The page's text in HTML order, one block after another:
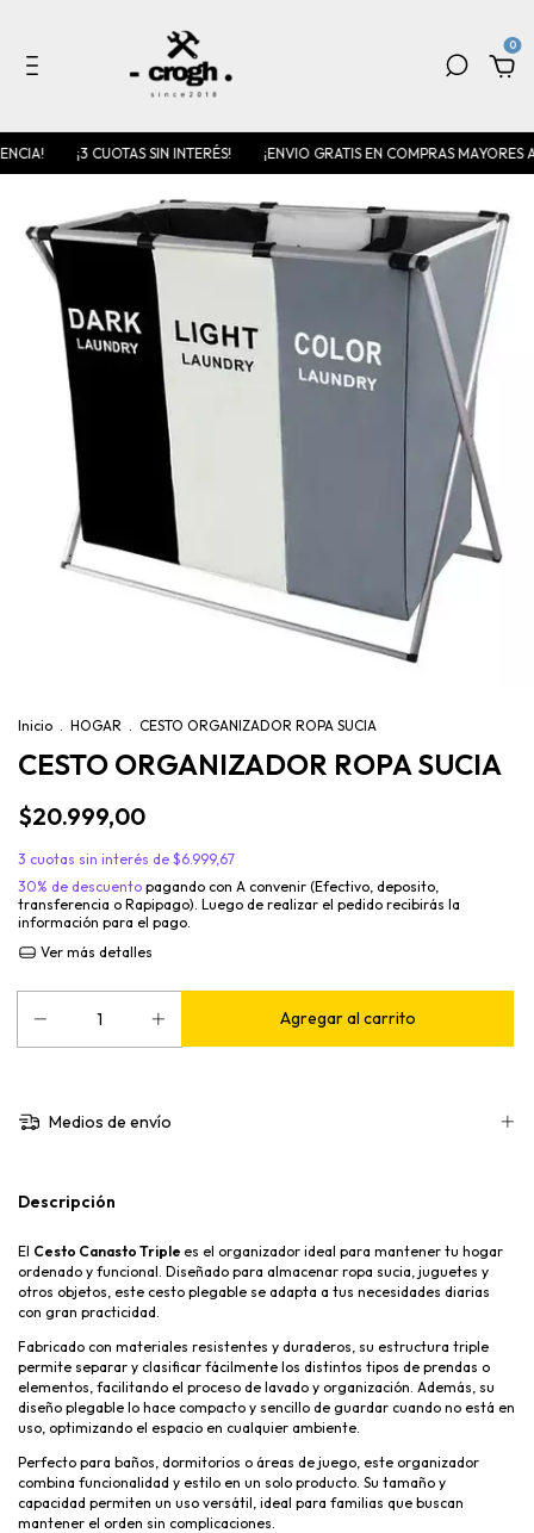
0
¡3 CUOTAS SIN INTERÉS! ¡ENVIO GRATIS EN COMPRAS MAYORES A
Inicio HOGAR CESTO ORGANIZADOR ROPA SUCIA
CESTO ORGANIZADOR ROPA SUCIA
$20.999,00
3 cuotas sin interés de $6.999,67
30% de descuento pagando con A convenir (Efectivo, deposito,
transferencia o Rapipago). Luego de realizar el pedido recibirás la
información para el pago.
Ver más detalles
Medios de envío
Descripción
El Cesto Canasto Triple es el organizador ideal para mantener tu hogar
ordenado y funcional. Diseñado para almacenar ropa sucia, juguetes y
otros objetos, este cesto plegable se adapta a tus necesidades diarias
con gran practicidad.
Fabricado con materiales resistentes y duraderos, su estructura triple
permite separar y clasificar fácilmente los distintos tipos de prendas o
elementos, facilitando el proceso de lavado y organización. Además, su
diseño plegable lo hace compacto y sencillo de guardar cuando no está en
uso, optimizando el espacio en cualquier ambiente.
Perfecto para baños, dormitorios o áreas de juego, este organizador
combina funcionalidad y estilo en un solo producto. Su tamaño y
capacidad permiten un uso versátil, ideal para familias que buscan
mantener el orden sin complicaciones.